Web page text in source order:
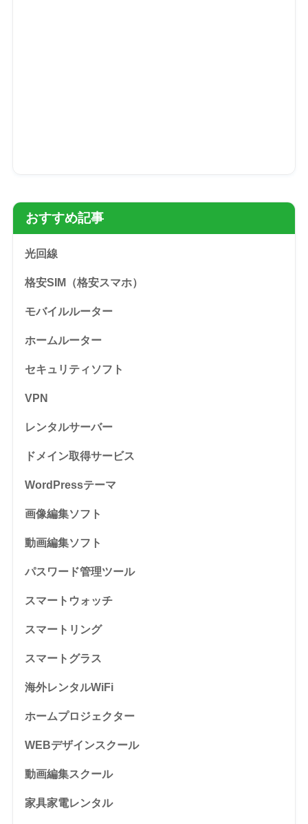
おすすめ記事
光回線
格安SIM（格安スマホ）
モバイルルーター
ホームルーター
セキュリティソフト
VPN
レンタルサーバー
ドメイン取得サービス
WordPressテーマ
画像編集ソフト
動画編集ソフト
パスワード管理ツール
スマートウォッチ
スマートリング
スマートグラス
海外レンタルWiFi
ホームプロジェクター
WEBデザインスクール
動画編集スクール
家具家電レンタル